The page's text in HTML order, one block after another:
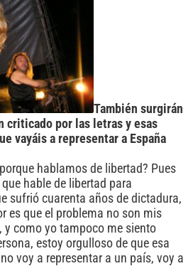
También surgirán
criticado por las letras y esas
vayáis a representar a España
hablamos de libertad? Pues
hable de libertad para
sufrió cuarenta años de dictadura,
es que el problema no son mis
y como yo tampoco me siento
estoy orgulloso de que esa
voy a representar a un país, voy a